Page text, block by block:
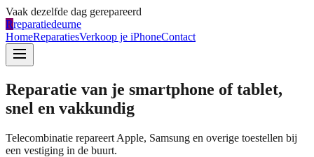
Vaak dezelfde dag gerepareerd
Rreparatiedeurne
HomeReparatiesVerkoop je iPhoneContact
Reparatie van je smartphone of tablet,
snel en vakkundig
Telecombinatie repareert Apple, Samsung en overige toestellen bij
een vestiging in de buurt.